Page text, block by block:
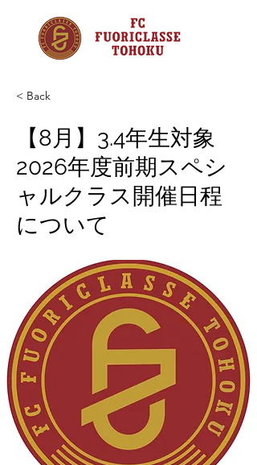
< Back
【8月】3.4年生対象
2026年度前期スペシ
ャルクラス開催日程
について